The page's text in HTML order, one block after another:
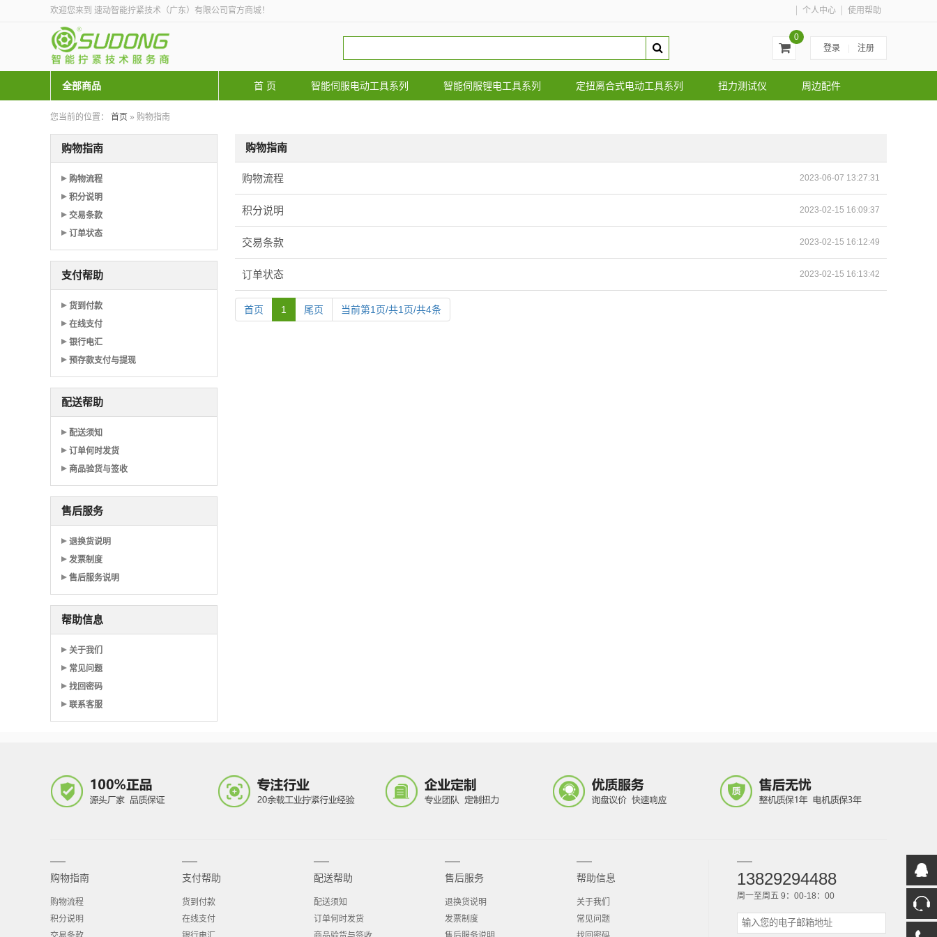
欢迎您来到 速动智能拧紧技术（广东）有限公司官方商城！ 个人中心 使用帮助
登录 注册
0
全部商品 首 页 智能伺服电动工具系列 智能伺服锂电工具系列 定扭离合式电动工具系列 扭力测试仪 周边配件
您当前的位置： 首页 » 购物指南
购物指南
2023-06-07 13:27:31
购物流程
2023-02-15 16:09:37
积分说明
2023-02-15 16:12:49
交易条款
2023-02-15 16:13:42
订单状态
首页 1 尾页 当前第1页/共1页/共4条
购物指南
购物流程
积分说明
交易条款
订单状态
支付帮助
货到付款
在线支付
银行电汇
预存款支付与提现
配送帮助
配送须知
订单何时发货
商品验货与签收
售后服务
退换货说明
发票制度
售后服务说明
帮助信息
关于我们
常见问题
找回密码
联系客服
购物指南
购物流程
积分说明
支付帮助
货到付款
在线支付
配送帮助
配送须知
订单何时发货
售后服务
退换货说明
发票制度
帮助信息
关于我们
常见问题
13829294488
周一至周五 9：00-18：00